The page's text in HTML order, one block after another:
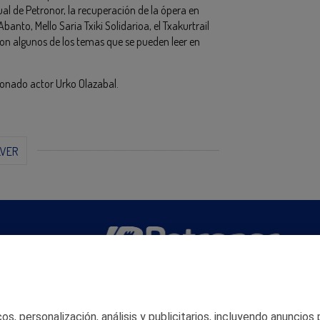
de Petronor, la recuperación de la ópera en
Mello Saria Txiki Solidarioa, el Txakurtrail
algunos de los temas que se pueden leer en
actor Urko Olazabal.
personalización, análisis y publicitarios, incluyendo